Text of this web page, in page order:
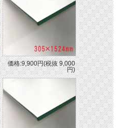
価格:9,900円(税抜 9,000
円)